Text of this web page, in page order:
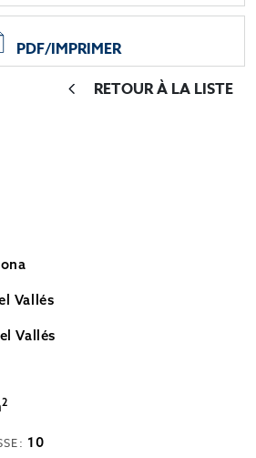
PDF/IMPRIMER
RETOUR À LA LISTE
Vallés
Vallés
2
10